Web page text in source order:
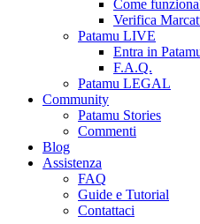
Come
Verifica
Patamu LIVE
Entra in
F.A.Q.
Patamu LEGAL
Community
Patamu Stories
Commenti
Blog
Assistenza
FAQ
Guide e Tutorial
Contattaci